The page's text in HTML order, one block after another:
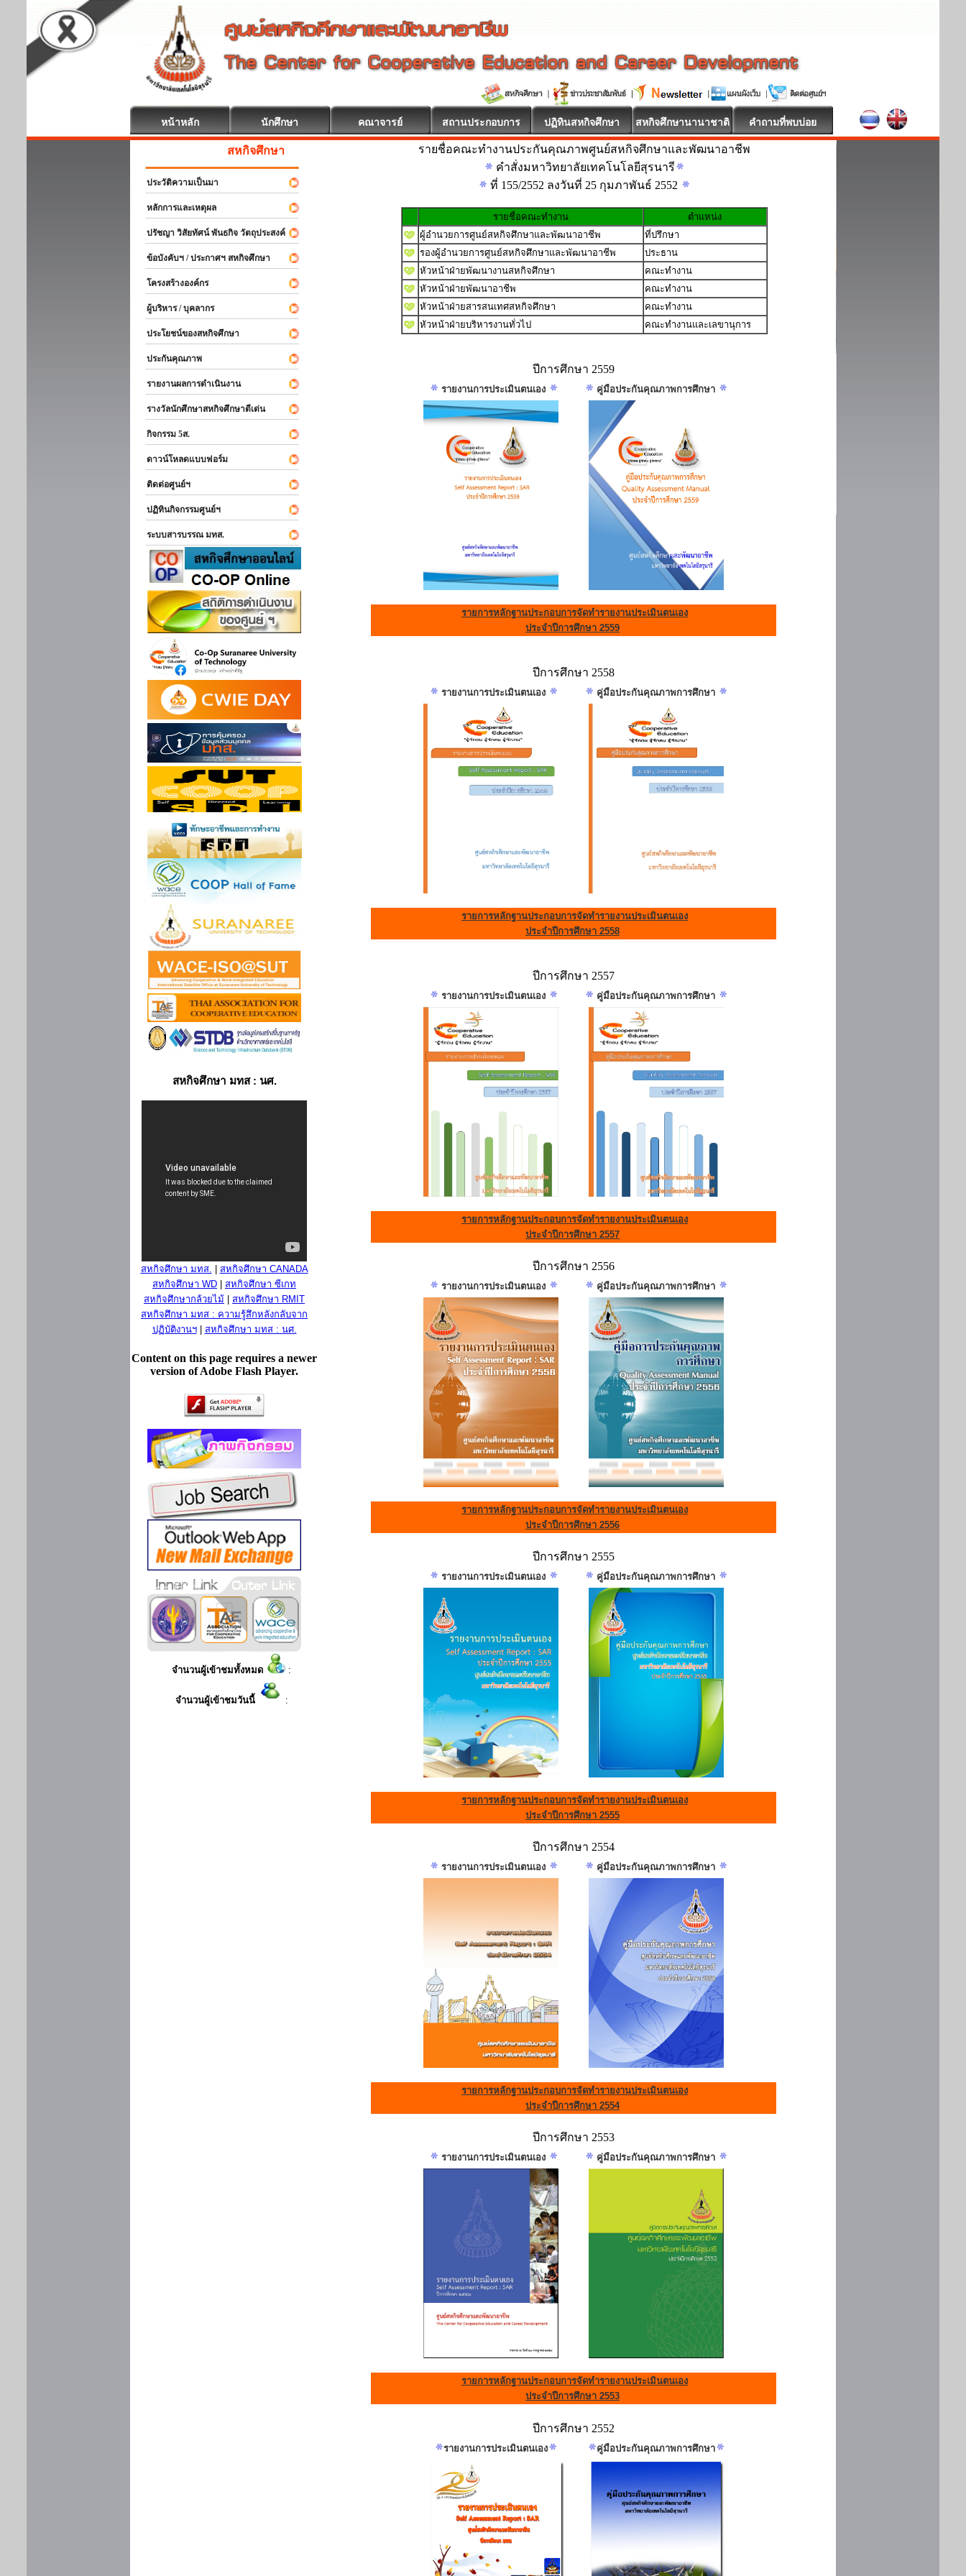
หน้าหลัก นักศึกษา คณาจารย์ สถานประกอบการ ปฏิทินสหกิจศึกษา สหกิจศึกษานานาชาติ คำถามที่พบบ่อย
สหกิจศึกษา ยินดีต้อนรับ
ประวัติความเป็นมา
หลักการและเหตุผล
ปรัชญา วิสัยทัศน์ พันธกิจ วัตถุประสงค์
ข้อบังคับฯ / ประกาศฯ สหกิจศึกษา
โครงสร้างองค์กร
ผู้บริหาร / บุคลากร
ประโยชน์ของสหกิจศึกษา
ประกันคุณภาพ
รายงานผลการดำเนินงาน
รางวัลนักศึกษาสหกิจศึกษาดีเด่น
กิจกรรม 5ส.
ดาวน์โหลดแบบฟอร์ม
ติดต่อศูนย์ฯ
ปฏิทินกิจกรรมศูนย์ฯ
ระบบสารบรรณ มทส.
สหกิจศึกษา มทส : นศ.
สหกิจศึกษา มทส.
สหกิจศึกษา CANADA
สหกิจศึกษา WD
สหกิจศึกษา ซีเกท
สหกิจศึกษากล้วยไม้
สหกิจศึกษา RMIT
สหกิจศึกษา มทส : ความรู้สึกหลังกลับจาก
ปฏิบัติงานฯ| สหกิจศึกษา มทส : นศ.
Content on this page requires a newer
version of Adobe Flash Player.
จำนวนผู้เข้าชมทั้งหมด :
จำนวนผู้เข้าชมวันนี้ :
รายชื่อคณะทำงานประกันคุณภาพศูนย์สหกิจศึกษาและพัฒนาอาชีพ
คำสั่งมหาวิทยาลัยเทคโนโลยีสุรนารี
ที่ 155/2552 ลงวันที่ 25 กุมภาพันธ์ 2552
รายชื่อคณะทำงาน
ตำแหน่ง
ผู้อำนวยการศูนย์สหกิจศึกษาและพัฒนาอาชีพ
ที่ปรึกษา
รองผู้อำนวยการศูนย์สหกิจศึกษาและพัฒนาอาชีพ
ประธาน
หัวหน้าฝ่ายพัฒนางานสหกิจศึกษา
คณะทำงาน
หัวหน้าฝ่ายพัฒนาอาชีพ
คณะทำงาน
หัวหน้าฝ่ายสารสนเทศสหกิจศึกษา
คณะทำงาน
หัวหน้าฝ่ายบริหารงานทั่วไป
คณะทำงานและเลขานุการ
ปีการศึกษา 2559
รายงานการประเมินตนเอง คู่มือประกันคุณภาพการศึกษา
รายการหลักฐานประกอบการจัดทำรายงานประเมินตนเอง
ประจำปีการศึกษา 2559
ปีการศึกษา 2558
รายงานการประเมินตนเอง คู่มือประกันคุณภาพการศึกษา
รายการหลักฐานประกอบการจัดทำรายงานประเมินตนเอง
ประจำปีการศึกษา 2558
ปีการศึกษา 2557
รายงานการประเมินตนเอง คู่มือประกันคุณภาพการศึกษา
รายการหลักฐานประกอบการจัดทำรายงานประเมินตนเอง
ประจำปีการศึกษา 2557
ปีการศึกษา 2556
รายงานการประเมินตนเอง คู่มือประกันคุณภาพการศึกษา
รายการหลักฐานประกอบการจัดทำรายงานประเมินตนเอง
ประจำปีการศึกษา 2556
ปีการศึกษา 2555
รายงานการประเมินตนเอง คู่มือประกันคุณภาพการศึกษา
รายการหลักฐานประกอบการจัดทำรายงานประเมินตนเอง
ประจำปีการศึกษา 2555
ปีการศึกษา 2554
รายงานการประเมินตนเอง คู่มือประกันคุณภาพการศึกษา
รายการหลักฐานประกอบการจัดทำรายงานประเมินตนเอง
ประจำปีการศึกษา 2554
ปีการศึกษา 2553
รายงานการประเมินตนเอง คู่มือประกันคุณภาพการศึกษา
รายการหลักฐานประกอบการจัดทำรายงานประเมินตนเอง
ประจำปีการศึกษา 2553
ปีการศึกษา 2552
รายงานการประเมินตนเอง คู่มือประกันคุณภาพการศึกษา